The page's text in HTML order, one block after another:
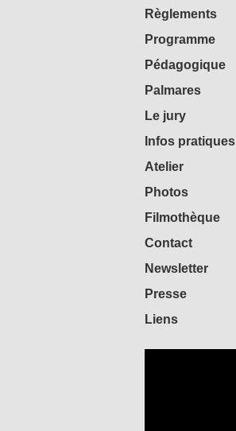
Règlements
Programme
Pédagogique
Palmares
Le jury
Infos pratiques
Atelier
Photos
Filmothèque
Contact
Newsletter
Presse
Liens